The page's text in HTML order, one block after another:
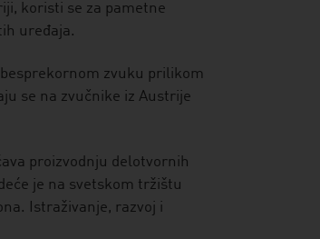
koristi se za pametne
uređaja.
zvuku prilikom
se na zvučnike iz Austrije
proizvodnju delotvornih
je na svetskom tržištu
Istraživanje, razvoj i